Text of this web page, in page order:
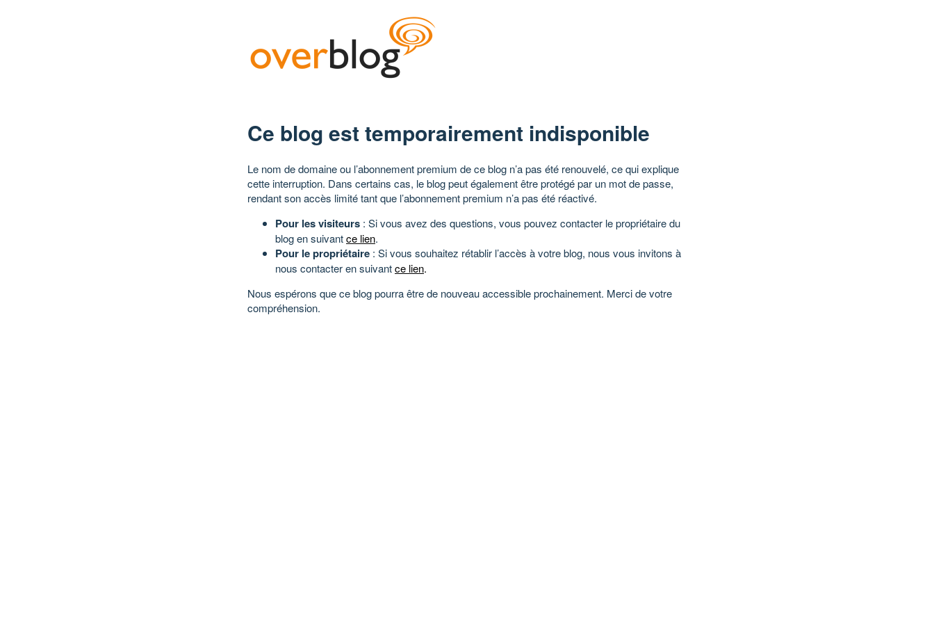
Ce blog est temporairement indisponible
Le nom de domaine ou l’abonnement premium de ce blog n’a pas été renouvelé, ce qui explique
cette interruption. Dans certains cas, le blog peut également être protégé par un mot de passe,
rendant son accès limité tant que l’abonnement premium n’a pas été réactivé.
Pour les visiteurs : Si vous avez des questions, vous pouvez contacter le propriétaire du
blog en suivantce lien.
Pour le propriétaire : Si vous souhaitez rétablir l’accès à votre blog, nous vous invitons à
nous contacter en suivantce lien.
Nous espérons que ce blog pourra être de nouveau accessible prochainement. Merci de votre
compréhension.